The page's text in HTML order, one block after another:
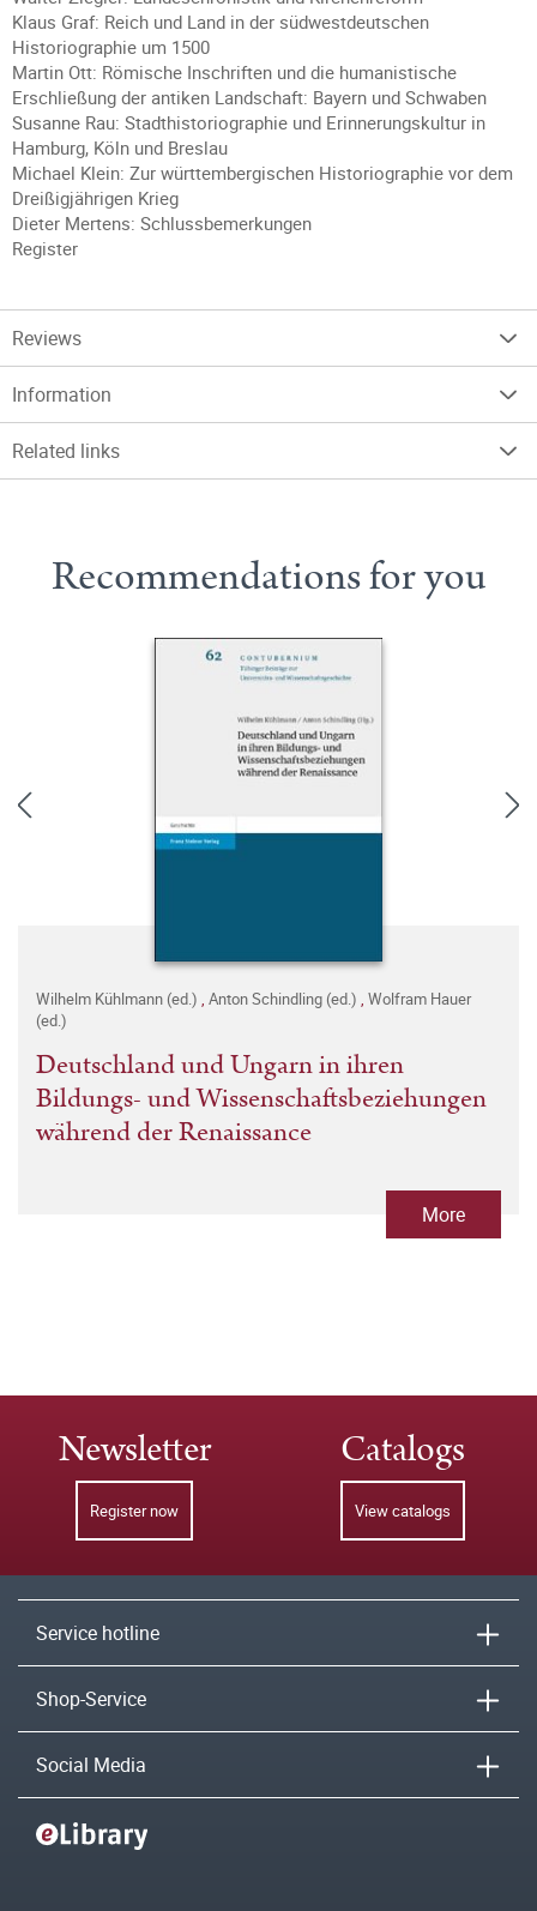
Klaus Graf: Reich und Land in der südwestdeutschen
Historiographie um 1500
Martin Ott: Römische Inschriften und die humanistische
Erschließung der antiken Landschaft: Bayern und Schwaben
Susanne Rau: Stadthistoriographie und Erinnerungskultur in
Hamburg, Köln und Breslau
Michael Klein: Zur württembergischen Historiographie vor dem
Dreißigjährigen Krieg
Dieter Mertens: Schlussbemerkungen
Register
Reviews
Information
Related links
Recommendations for you
Wilhelm Kühlmann (ed.) , Anton Schindling (ed.) , Wolfram Hauer
(ed.)
Deutschland und Ungarn in ihren
Bildungs- und Wissenschaftsbeziehungen
während der Renaissance
More
Newsletter
Register now
Catalogs
View catalogs
Service hotline
Shop-Service
Social Media